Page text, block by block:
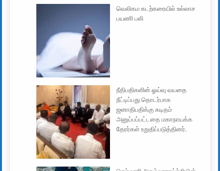
வெலிகம கடற்கரையில் உல்லாச
பயணி பலி
நீதிபதிகளின் ஓய்வு வயதை
நீட்டிப்பது தொடர்பாக
ஜனாதிபதிக்கு கடிதம்
அனுப்பப்பட்டதை மகாநாயக்க
தேரர்கள் உறுதிப்படுத்தினர்.